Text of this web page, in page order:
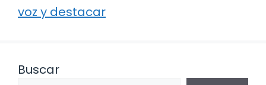
voz y destacar
Buscar